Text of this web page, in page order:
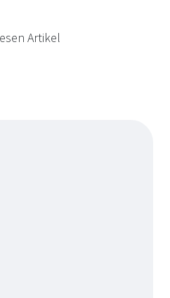
Artikel